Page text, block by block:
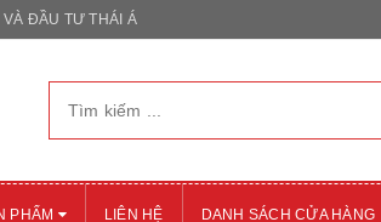
ĐẦU TƯ THÁI Á
PHẨM LIÊN HỆ DANH SÁCH CỬA HÀNG